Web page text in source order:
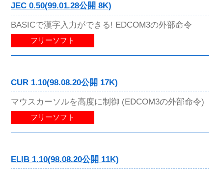
JEC 0.50(99.01.28公開 8K)
BASICで漢字入力ができる! EDCOM3の外部命令
フリーソフト
CUR 1.10(98.08.20公開 17K)
マウスカーソルを高度に制御 (EDCOM3の外部命令)
フリーソフト
ELIB 1.10(98.08.20公開 11K)